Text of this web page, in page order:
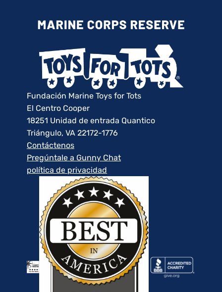
Fundación Marine Toys for Tots
El Centro Cooper
18251 Unidad de entrada Quantico
Triángulo, VA 22172-1776
Contáctenos
Pregúntale a Gunny Chat
política de privacidad